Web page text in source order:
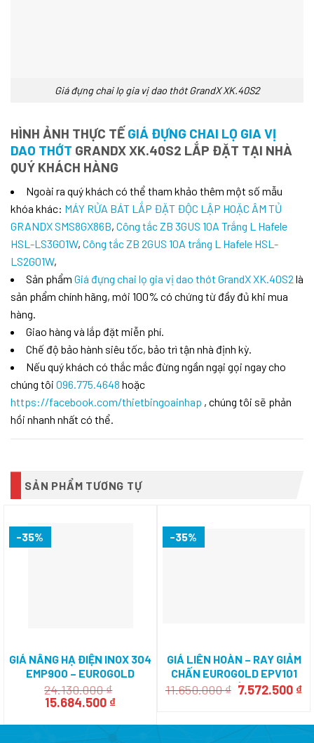
Giá đựng chai lọ gia vị dao thớt GrandX XK.40S2
HÌNH ẢNH THỰC TẾ GIÁ ĐỰNG CHAI LỌ GIA VỊ
DAO THỚT GRANDX XK.40S2 LẮP ĐẶT TẠI NHÀ
QUÝ KHÁCH HÀNG
Ngoài ra quý khách có thể tham khảo thêm một số mẫu
khóa khác: MÁY RỬA BÁT LẮP ĐẶT ĐỘC LẬP HOẶC ÂM TỦ
GRANDX SMS8GX86B, Công tắc ZB 3GUS 10A Trắng L Hafele
HSL-LS3G01W, Công tắc ZB 2GUS 10A trắng L Hafele HSL-
LS2G01W,
Sản phẩm Giá đựng chai lọ gia vị dao thớt GrandX XK.40S2 là
sản phẩm chính hãng, mới 100% có chứng từ đầy đủ khi mua
hàng.
Giao hàng và lắp đặt miễn phí.
Chế độ bảo hành siêu tốc, bảo trì tận nhà định kỳ.
Nếu quý khách có thắc mắc đừng ngần ngại gọi ngay cho
chúng tôi 096.775.4648 hoặc
https://facebook.com/thietbingoainhap , chúng tôi sẽ phản
hồi nhanh nhất có thể.
SẢN PHẨM TƯƠNG TỰ
-35%
GIÁ NÂNG HẠ ĐIỆN INOX 304
EMP900 – EUROGOLD
24.130.000₫
Giá
là:
15.684.500 ₫Giá
tại
-35%
GIÁ LIÊN HOÀN – RAY GIẢM
CHẤN EUROGOLD EPV101
(TRÁI)
11.650.000₫ Giá
11.650.000 ₫.
7.572.500 ₫